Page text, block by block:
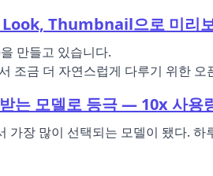
Thumbnail으로 미리
만들고 있습니다.
금 더 자연스럽게 다루기 위한
는 모델로 등극 — 10x 사용
장 많이 선택되는 모델이 됐다.